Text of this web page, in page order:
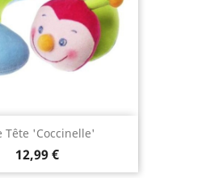
Tête 'coccinelle'
12,99 €